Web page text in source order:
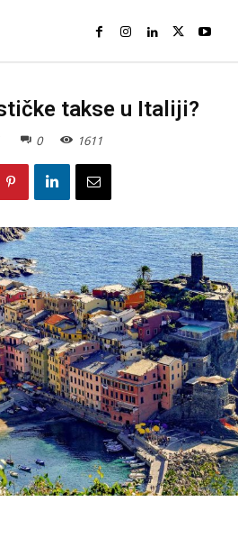
takse u Italiji?
0 1611